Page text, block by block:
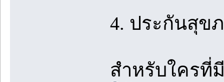
4. ประกันสุข
สำหรับใครที่